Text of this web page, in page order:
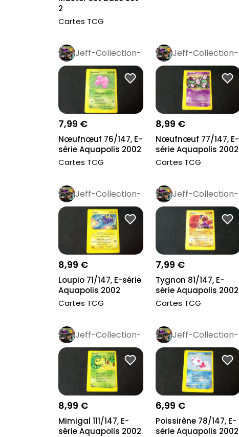
2
Cartes TCG
Jeff-Collection-
Rétro Pro
7,99 €
Nœufnœuf 76/147, E-
série Aquapolis 2002
Cartes TCG
Jeff-Collection-
Rétro Pro
8,99 €
Nœufnœuf 77/147, E-
série Aquapolis 2002
Cartes TCG
Jeff-Collection-
Rétro Pro
8,99 €
Loupio 71/147, E-série
Aquapolis 2002
Cartes TCG
Jeff-Collection-
Rétro Pro
7,99 €
Tygnon 81/147, E-
série Aquapolis 2002
Cartes TCG
Jeff-Collection-
Rétro Pro
8,99 €
Mimigal 111/147, E-
série Aquapolis 2002
Jeff-Collection-
Rétro Pro
6,99 €
Poissirène 78/147, E-
série Aquapolis 2002